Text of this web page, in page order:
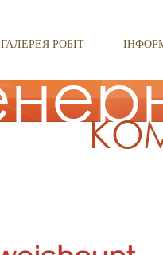
ГАЛЕРЕЯ РОБІТ